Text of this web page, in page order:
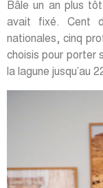
Bâle un an plus
avait fixé. Cent
nationales, cinq
choisis pour porter
la lagune jusqu’au